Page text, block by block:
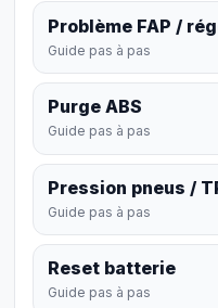
Problème FAP /
Guide pas à pas
Purge ABS
Guide pas à pas
Pression pneus /
Guide pas à pas
Reset batterie
Guide pas à pas